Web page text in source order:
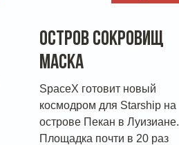
ОСТРОВ СОКРОВИЩ
МАСКА
SpaceX готовит новый
космодром для Starship на
острове Пекан в Луизиане.
Площадка почти в 20 раз